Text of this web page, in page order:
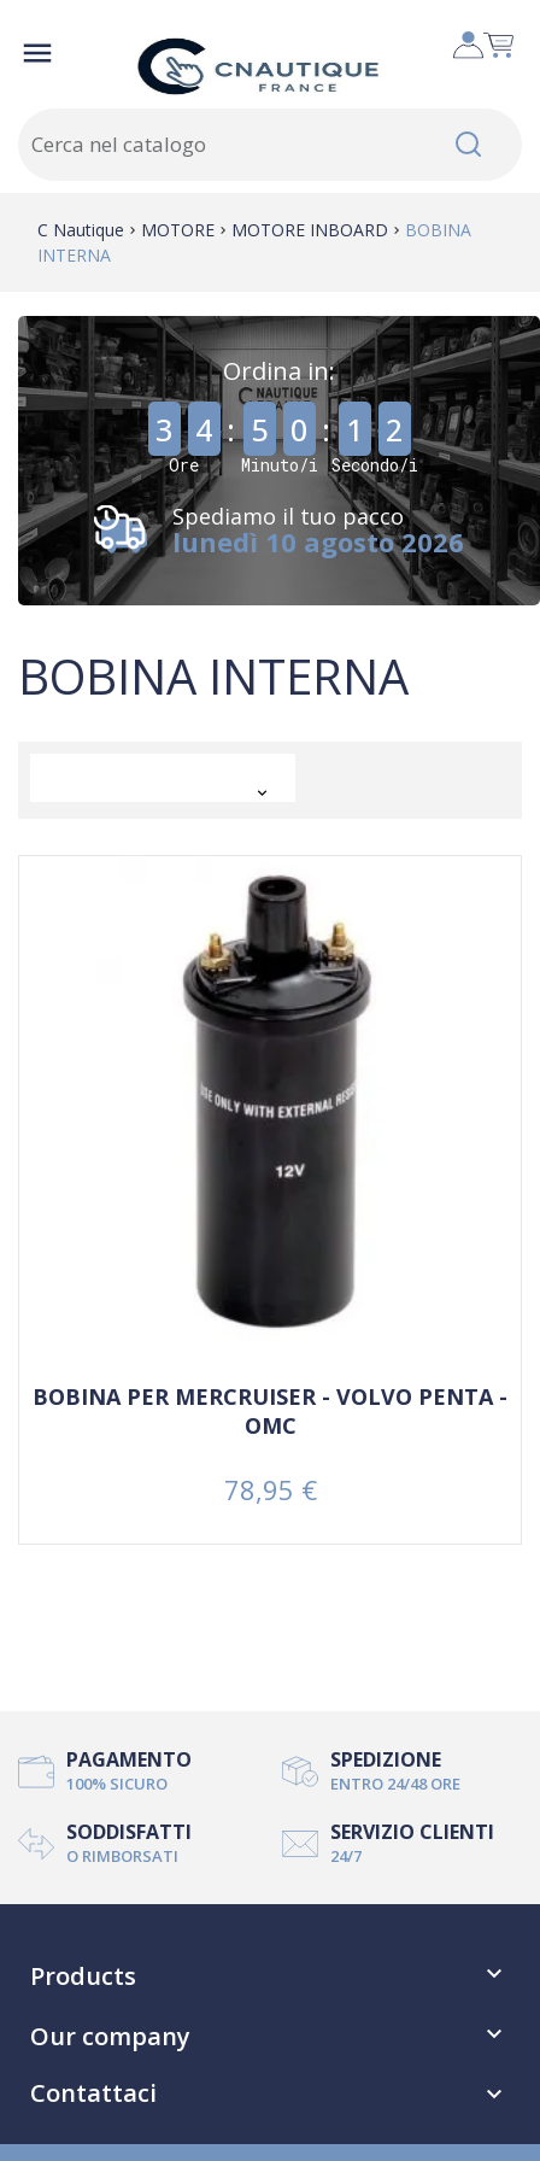

C Nautique MOTORE MOTORE INBOARD
BOBINA
INTERNA
Ordina in:
3 4 :
Ore
5 0 :
Minuto/i
, 1 2
Secondo/i
Spediamo il tuo pacco
lunedì 10 agosto 2026
BOBINA INTERNA

BOBINA PER MERCRUISER - VOLVO PENTA -
OMC
Prezzo
78,95 €
PAGAMENTO
100% SICURO
SPEDIZIONE
ENTRO 24/48 ORE
SODDISFATTI
O RIMBORSATI
SERVIZIO CLIENTI
24/7
Products 
Our company 
Contattaci 